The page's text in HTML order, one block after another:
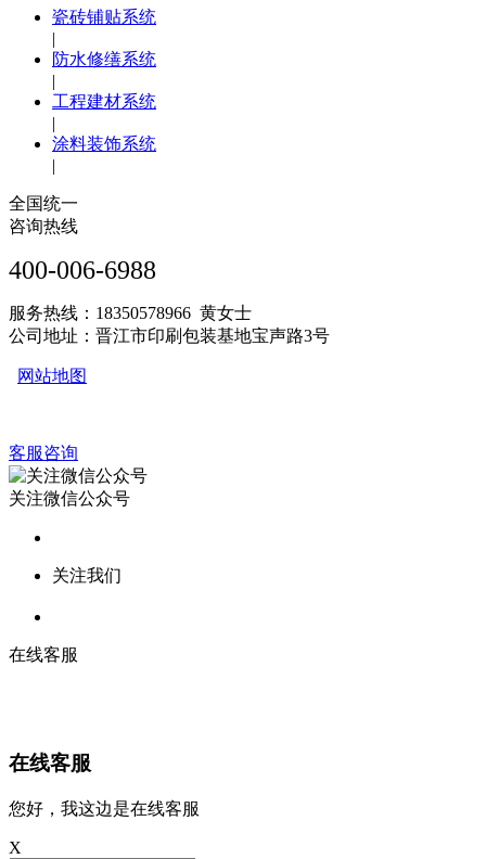
瓷砖铺贴系统
|
防水修缮系统
|
工程建材系统
|
涂料装饰系统
|
全国统一
咨询热线
400-006-6988
服务热线：18350578966 黄女士
公司地址：晋江市印刷包装基地宝声路3号
网站地图
客服咨询
关注微信公众号
关注我们
在线客服
在线客服
您好，我这边是在线客服
X